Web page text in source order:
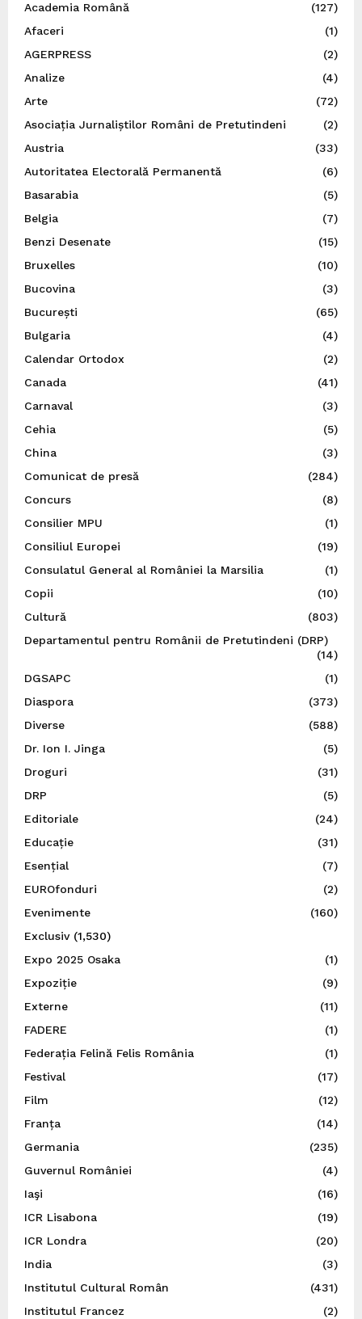
Academia Română
(127)
Afaceri
(1)
AGERPRESS
(2)
Analize
(4)
Arte
(72)
Asociația Jurnaliștilor Români de Pretutindeni
(2)
Austria
(33)
Autoritatea Electorală Permanentă
(6)
Basarabia
(5)
Belgia
(7)
Benzi Desenate
(15)
Bruxelles
(10)
Bucovina
(3)
București
(65)
Bulgaria
(4)
Calendar Ortodox
(2)
Canada
(41)
Carnaval
(3)
Cehia
(5)
China
(3)
Comunicat de presă
(284)
Concurs
(8)
Consilier MPU
(1)
Consiliul Europei
(19)
Consulatul General al României la Marsilia
(1)
Copii
(10)
Cultură
(803)
Departamentul pentru Românii de Pretutindeni (DRP)
(14)
DGSAPC
(1)
Diaspora
(373)
Diverse
(588)
Dr. Ion I. Jinga
(5)
Droguri
(31)
DRP
(5)
Editoriale
(24)
Educație
(31)
Esențial
(7)
EUROfonduri
(2)
Evenimente
(160)
Exclusiv(1,530)
Expo 2025 Osaka
(1)
Expoziție
(9)
Externe
(11)
FADERE
(1)
Federația Felină Felis România
(1)
Festival
(17)
Film
(12)
Franța
(14)
Germania
(235)
Guvernul României
(4)
Iaşi
(16)
ICR Lisabona
(19)
ICR Londra
(20)
India
(3)
Institutul Cultural Român
(431)
Institutul Francez
(2)